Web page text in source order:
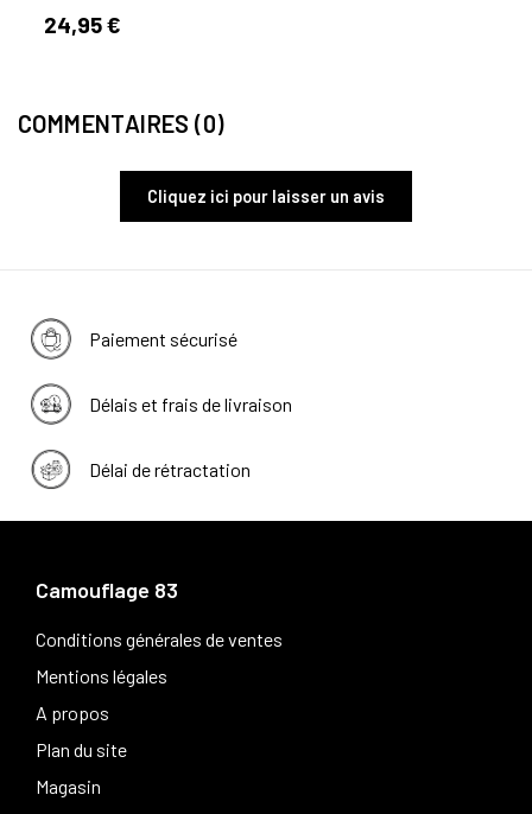
24,95 €
COMMENTAIRES (0)
Cliquez ici pour laisser un avis
Paiement sécurisé
Délais et frais de livraison
Délai de rétractation
Camouflage 83
Conditions générales de ventes
Mentions légales
A propos
Plan du site
Magasin